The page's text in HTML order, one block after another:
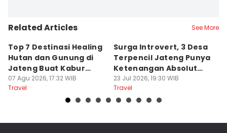
Related Articles See More
Top 7 Destinasi Healing
Hutan dan Gunung di
Jateng Buat Kabur
Sejenak, Under Rp200
Ribu
07 Agu 2026, 17:32 WIB
Travel
Surga Introvert, 3 Desa
Terpencil Jateng Punya
Ketenangan Absolut
Untuk Disconect
23 Jul 2026, 19:30 WIB
Travel